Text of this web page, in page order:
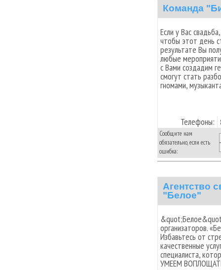
Команда
Если у Вас
чтобы этот день
результате Вы
любые
с Вами создадим
смогут стать
гномами,
Телефоны:
Сообщите нам
обязательно, если есть
ошибка:
Агентство
"Белое"
организаторов.
Избавьтесь от
качественные
специалиста,
УМЕЕМ